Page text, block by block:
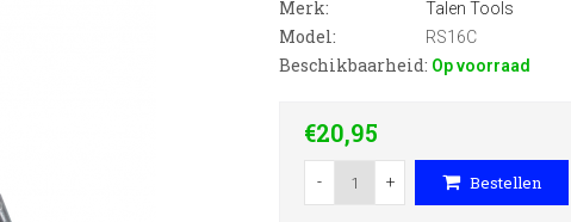
Merk: Talen Tools
Model: RS16C
Beschikbaarheid: Op voorraad
€20,95
- + Bestellen